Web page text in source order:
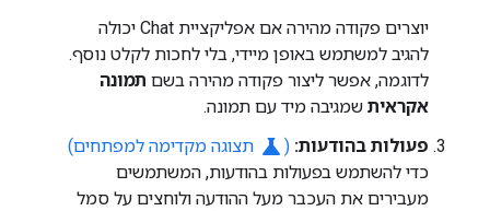
יוצרים פקודה מהירה אם אפליקציית Chat יכולה
להגיב למשתמש באופן מיידי, בלי לחכות לקלט נוסף.
לדוגמה, אפשר ליצור פקודה מהירה בשם תמונה
אקראית שמגיבה מיד עם תמונה.
פעולות בהודעות: (
science תצוגה מקדימה למפתחים)
כדי להשתמש בפעולות בהודעות, המשתמשים
מעבירים את העכבר מעל ההודעה ולוחצים על סמל